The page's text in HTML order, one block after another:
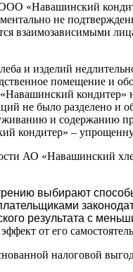
«Навашинский
не
и изделий
помещение и
кондитер»
не было разделено и
и
кондитер» –
АО «Навашинский
выбирают
результата с
от его
налоговой